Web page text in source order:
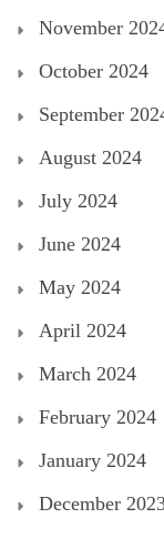
November
October 2024
September
August 2024
July 2024
June 2024
May 2024
April 2024
March 2024
February 2024
January 2024
December